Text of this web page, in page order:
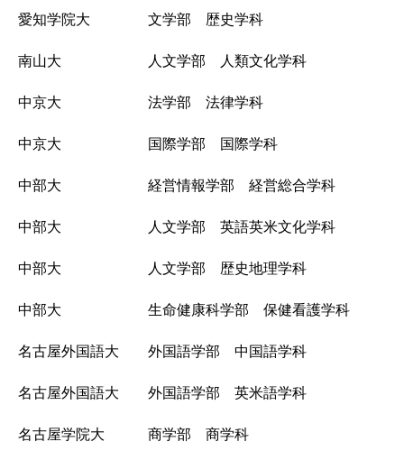
愛知学院大 文学部 歴史学科
南山大 人文学部 人類文化学科
中京大 法学部 法律学科
中京大 国際学部 国際学科
中部大 経営情報学部 経営総合学科
中部大 人文学部 英語英米文化学科
中部大 人文学部 歴史地理学科
中部大 生命健康科学部 保健看護学科
名古屋外国語大 外国語学部 中国語学科
名古屋外国語大 外国語学部 英米語学科
名古屋学院大 商学部 商学科